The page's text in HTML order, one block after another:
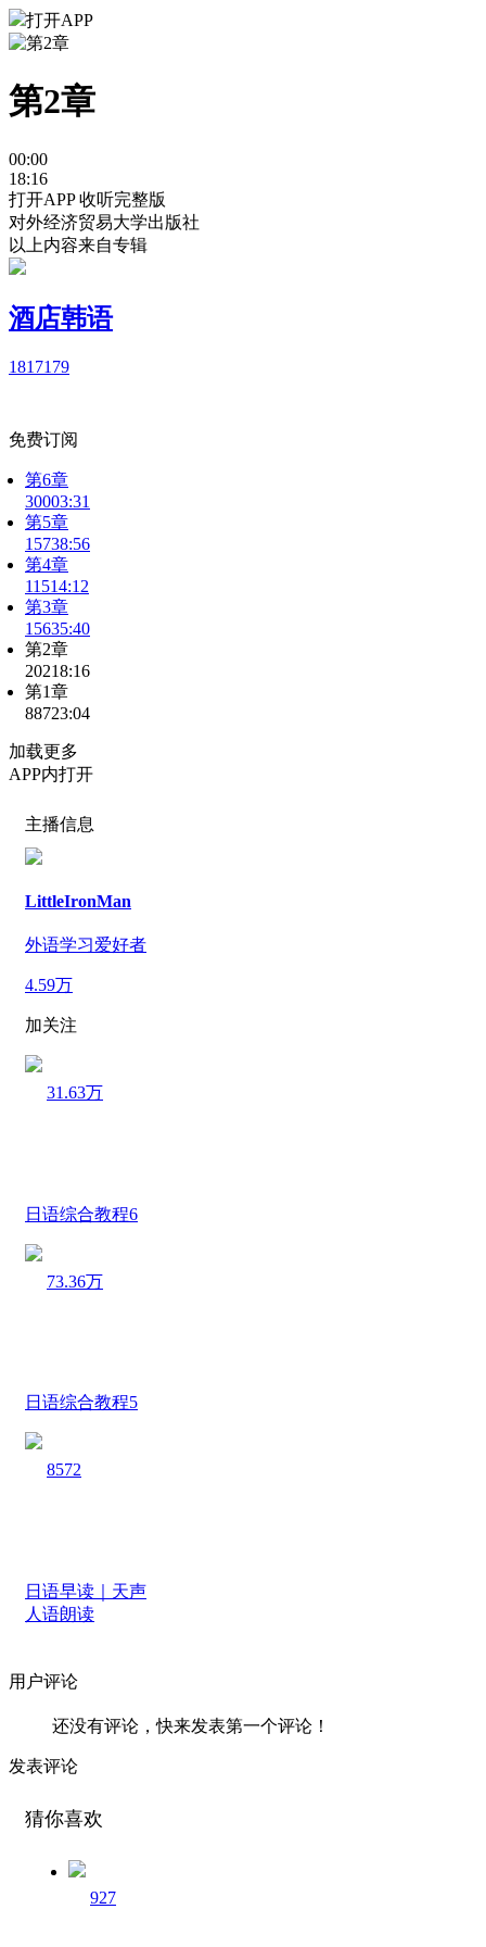
打开APP
第2章
00:00
18:16
打开APP 收听完整版
对外经济贸易大学出版社
以上内容来自专辑
酒店韩语
1817179
免费订阅
第6章
30003:31
第5章
15738:56
第4章
11514:12
第3章
15635:40
第2章
20218:16
第1章
88723:04
加载更多
APP内打开
主播信息
LittleIronMan
外语学习爱好者
4.59万
加关注
31.63万
日语综合教程6
73.36万
日语综合教程5
8572
日语早读｜天声
人语朗读
用户评论
还没有评论，快来发表第一个评论！
发表评论
猜你喜欢
927